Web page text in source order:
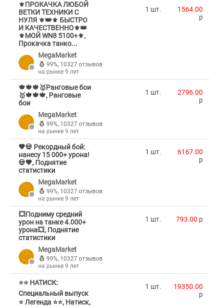
⚜️ПРОКАЧКА ЛЮБОЙ
ВЕТКИ ТЕХНИКИ С
НУЛЯ ⚜️👑⚜️ БЫСТРО
И КАЧЕСТВЕННО⚜️👑
⚜️МОЙ WN8 5100+⚜️,
Прокачка танко...
MegaMarket
99%, 10327 отзывов
на рынке 9 лет
1 шт.
1564.00
p
🍁🍁🍁🥇Ранговые бои
🥇🍁🍁🍁, Ранговые
бои
MegaMarket
99%, 10327 отзывов
на рынке 9 лет
1 шт.
2796.00
p
🖤💀 Рекордный бой:
нанесу 15 000+ урона!
💀🖤, Поднятие
статистики
MegaMarket
99%, 10327 отзывов
на рынке 9 лет
1 шт.
6167.00
p
💥Подниму средний
урон на танке 4.000+
урона💥, Поднятие
статистики
MegaMarket
99%, 10327 отзывов
на рынке 9 лет
1 шт. 793.00 p
⭐⭐ НАТИСК:
Специальный выпуск
⭐ Легенда ⭐⭐, Натиск,
1 шт.
19350.00
p